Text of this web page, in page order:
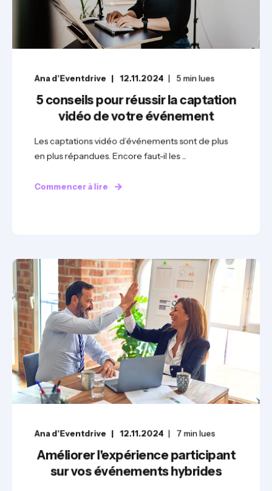
Ana d'Eventdrive 12.11.2024 5min lues
5 conseils pour réussir la captation
vidéo de votre événement
Les captations vidéo d’événements sont de plus
en plus répandues. Encore faut-il les ...
Commencer à lire
Ana d'Eventdrive 12.11.2024 7 min lues
Améliorer l'expérience participant
sur vos événements hybrides